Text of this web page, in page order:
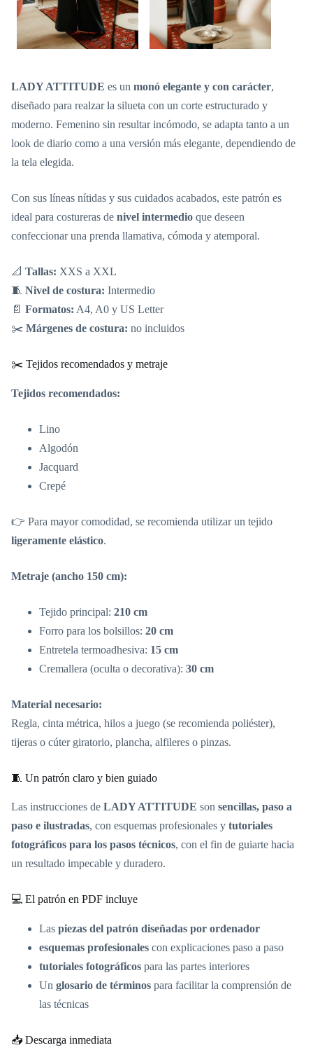
LADY ATTITUDE es un monó elegante y con carácter,
diseñado para realzar la silueta con un corte estructurado y
moderno. Femenino sin resultar incómodo, se adapta tanto a un
look de diario como a una versión más elegante, dependiendo de
la tela elegida.
Con sus líneas nítidas y sus cuidados acabados, este patrón es
ideal para costureras de nivel intermedio que deseen
confeccionar una prenda llamativa, cómoda y atemporal.
📐 Tallas: XXS a XXL
🧵 Nivel de costura: Intermedio
📄 Formatos: A4, A0 y US Letter
✂️ Márgenes de costura: no incluidos
✂️ Tejidos recomendados y metraje
Tejidos recomendados:
Lino
Algodón
Jacquard
Crepé
👉 Para mayor comodidad, se recomienda utilizar un tejido
ligeramente elástico.
Metraje (ancho 150 cm):
Tejido principal: 210 cm
Forro para los bolsillos: 20 cm
Entretela termoadhesiva: 15 cm
Cremallera (oculta o decorativa): 30 cm
Material necesario:
Regla, cinta métrica, hilos a juego (se recomienda poliéster),
tijeras o cúter giratorio, plancha, alfileres o pinzas.
🧵 Un patrón claro y bien guiado
Las instrucciones de LADY ATTITUDE son sencillas, paso a
paso e ilustradas, con esquemas profesionales y tutoriales
fotográficos para los pasos técnicos, con el fin de guiarte hacia
un resultado impecable y duradero.
💻 El patrón en PDF incluye
Las piezas del patrón diseñadas por ordenador
esquemas profesionales con explicaciones paso a paso
tutoriales fotográficos para las partes interiores
Un glosario de términos para facilitar la comprensión de
las técnicas
📥 Descarga inmediata